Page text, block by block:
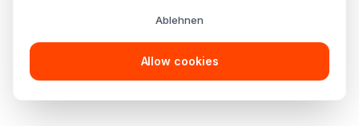
Ablehnen
Allow cookies